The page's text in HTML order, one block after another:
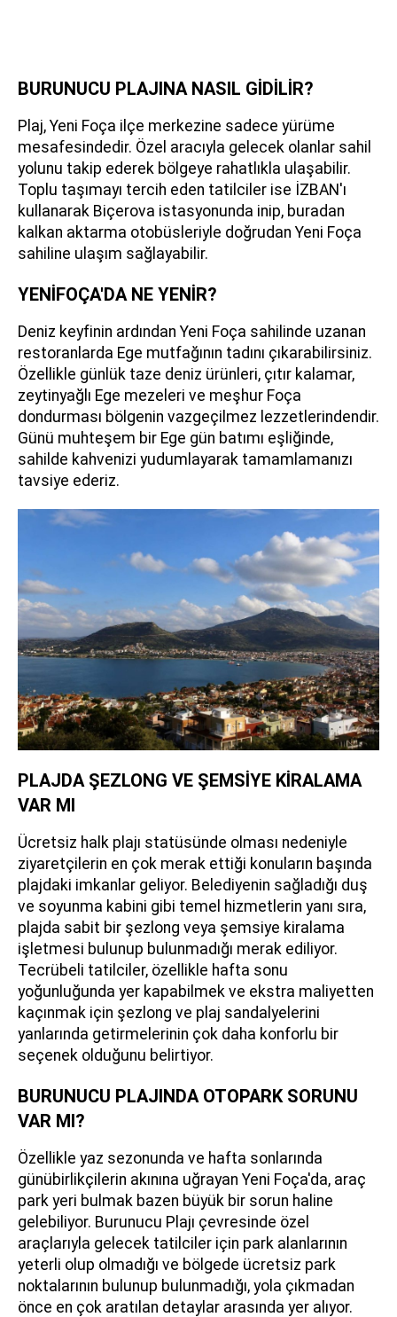
BURUNUCU PLAJINA NASIL GİDİLİR?
Plaj, Yeni Foça ilçe merkezine sadece yürüme
mesafesindedir. Özel aracıyla gelecek olanlar sahil
yolunu takip ederek bölgeye rahatlıkla ulaşabilir.
Toplu taşımayı tercih eden tatilciler ise İZBAN'ı
kullanarak Biçerova istasyonunda inip, buradan
kalkan aktarma otobüsleriyle doğrudan Yeni Foça
sahiline ulaşım sağlayabilir.
YENİFOÇA'DA NE YENİR?
Deniz keyfinin ardından Yeni Foça sahilinde uzanan
restoranlarda Ege mutfağının tadını çıkarabilirsiniz.
Özellikle günlük taze deniz ürünleri, çıtır kalamar,
zeytinyağlı Ege mezeleri ve meşhur Foça
dondurması bölgenin vazgeçilmez lezzetlerindendir.
Günü muhteşem bir Ege gün batımı eşliğinde,
sahilde kahvenizi yudumlayarak tamamlamanızı
tavsiye ederiz.
PLAJDA ŞEZLONG VE ŞEMSİYE KİRALAMA
VAR MI
Ücretsiz halk plajı statüsünde olması nedeniyle
ziyaretçilerin en çok merak ettiği konuların başında
plajdaki imkanlar geliyor. Belediyenin sağladığı duş
ve soyunma kabini gibi temel hizmetlerin yanı sıra,
plajda sabit bir şezlong veya şemsiye kiralama
işletmesi bulunup bulunmadığı merak ediliyor.
Tecrübeli tatilciler, özellikle hafta sonu
yoğunluğunda yer kapabilmek ve ekstra maliyetten
kaçınmak için şezlong ve plaj sandalyelerini
yanlarında getirmelerinin çok daha konforlu bir
seçenek olduğunu belirtiyor.
BURUNUCU PLAJINDA OTOPARK SORUNU
VAR MI?
Özellikle yaz sezonunda ve hafta sonlarında
günübirlikçilerin akınına uğrayan Yeni Foça'da, araç
park yeri bulmak bazen büyük bir sorun haline
gelebiliyor. Burunucu Plajı çevresinde özel
araçlarıyla gelecek tatilciler için park alanlarının
yeterli olup olmadığı ve bölgede ücretsiz park
noktalarının bulunup bulunmadığı, yola çıkmadan
önce en çok aratılan detaylar arasında yer alıyor.